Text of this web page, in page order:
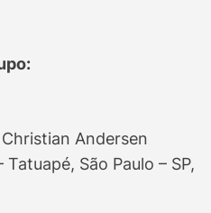
Andersen
São Paulo – SP,